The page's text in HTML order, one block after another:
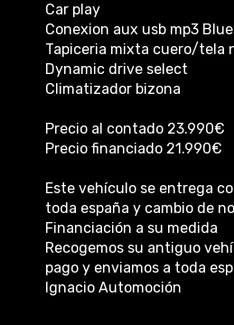
Car play
Conexion aux usb mp3
Tapiceria mixta cuero/tela
Dynamic drive select
Climatizador bizona
Precio al contado 23.990€
Precio financiado 21.990€
Este vehículo se entrega
toda españa y cambio de
Financiación a su medida
Recogemos su antiguo
pago y enviamos a toda
Ignacio Automoción